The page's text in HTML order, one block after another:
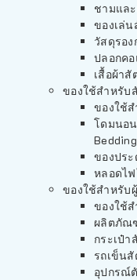
ชามแล
ของเล่น
วัสดุรอ
ปลอกค
เสื้อผ้า
ของใช้สำหรับ
ของใช้ส
โดมนอ
Bedding
ของปร
หลอดไ
ของใช้สำหรับ
ของใช้ส
ผลิตภัณ
กระเป๋า
รถเข็นสั
อุปกรณ์